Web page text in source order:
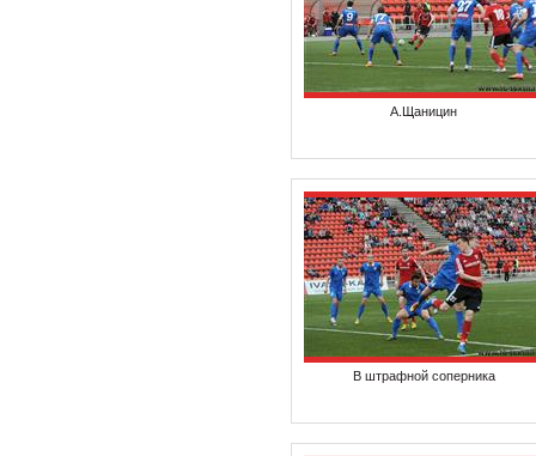
А.Щаницин
В штрафной соперника